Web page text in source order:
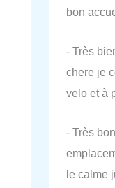
bon
- Très
chere je
velo et à
- Très
le calme